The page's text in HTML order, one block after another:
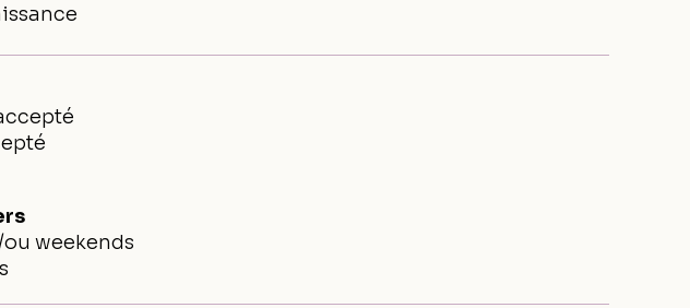
weekends